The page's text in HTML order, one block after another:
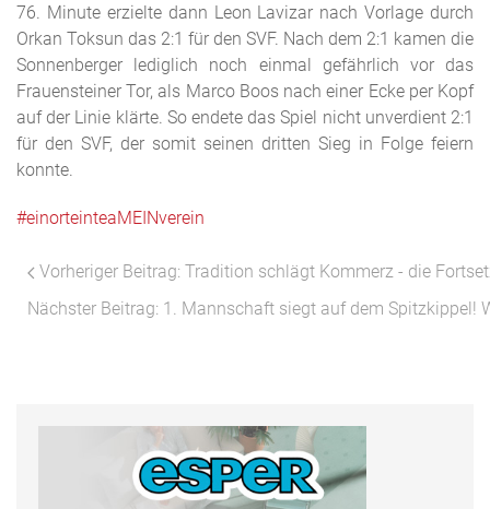
76. Minute erzielte dann Leon Lavizar nach Vorlage durch
Orkan Toksun das 2:1 für den SVF. Nach dem 2:1 kamen die
Sonnenberger lediglich noch einmal gefährlich vor das
Frauensteiner Tor, als Marco Boos nach einer Ecke per Kopf
auf der Linie klärte. So endete das Spiel nicht unverdient 2:1
für den SVF, der somit seinen dritten Sieg in Folge feiern
konnte.
#einorteinteaMEINverein
Vorheriger Beitrag: Tradition schlägt Kommerz - die
Nächster Beitrag: 1. Mannschaft siegt auf dem Spitzkippel!